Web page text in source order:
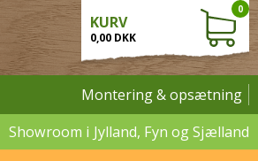
KURV
0,00 DKK
0
Montering & opsætning
Showroom i Jylland, Fyn og Sjælland